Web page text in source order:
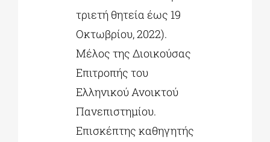
τριετή θητεία έως 19
Οκτωβρίου, 2022).
Μέλος της Διοικούσας
Επιτροπής του
Ελληνικού Ανοικτού
Πανεπιστημίου.
Επισκέπτης καθηγητής